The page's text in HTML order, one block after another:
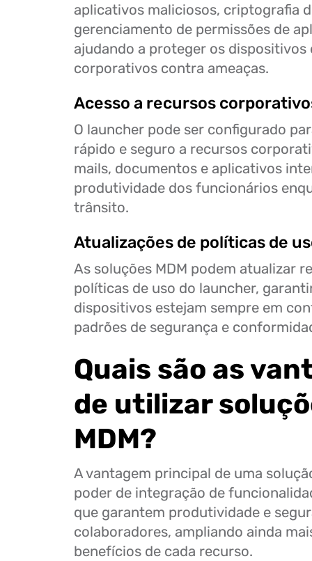
aplicativos maliciosos, criptografia
gerenciamento de permissões de
ajudando a proteger os dispositivos
corporativos contra ameaças.
Acesso a recursos
O launcher pode ser configurado
rápido e seguro a recursos
mails, documentos e aplicativos
produtividade dos funcionários
trânsito.
Atualizações de políticas de
As soluções MDM podem atualizar
políticas de uso do launcher,
dispositivos estejam sempre em
padrões de segurança e
Quais são as
de utilizar
MDM?
A vantagem principal de uma
poder de integração de
que garantem produtividade e
colaboradores, ampliando ainda
benefícios de cada recurso.